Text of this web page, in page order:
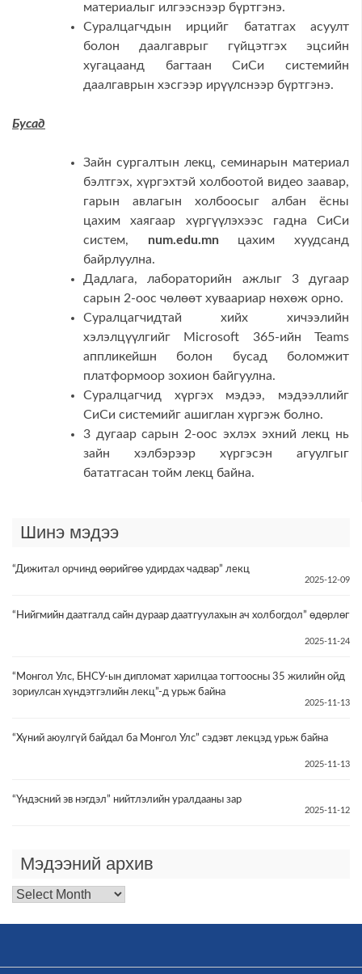
материалыг илгээснээр бүртгэнэ.
Суралцагчдын ирцийг бататгах асуулт
болон даалгаврыг гүйцэтгэх эцсийн
хугацаанд багтаан СиСи системийн
даалгаврын хэсгээр ирүүлснээр бүртгэнэ.
Бусад
Зайн сургалтын лекц, семинарын материал
бэлтгэх, хүргэхтэй холбоотой видео заавар,
гарын авлагын холбоосыг албан ёсны
цахим хаягаар хүргүүлэхээс гадна СиСи
систем, num.edu.mnцахим хуудсанд
байрлуулна.
Дадлага, лабораторийн ажлыг 3 дугаар
сарын 2-оос чөлөөт хуваариар нөхөж орно.
Суралцагчидтай хийх хичээлийн
хэлэлцүүлгийг Microsoft 365-ийн Teams
аппликейшн болон бусад боломжит
платформоор зохион байгуулна.
Суралцагчид хүргэх мэдээ, мэдээллийг
СиСи системийг ашиглан хүргэж болно.
3 дугаар сарын 2-оос эхлэх эхний лекц нь
зайн хэлбэрээр хүргэсэн агуулгыг
бататгасан тойм лекц байна.
Шинэ мэдээ
“Дижитал орчинд өөрийгөө удирдах чадвар” лекц
2025-12-09
“Нийгмийн даатгалд сайн дураар даатгуулахын ач холбогдол” өдөрлөг
2025-11-24
“Монгол Улс, БНСУ-ын дипломат харилцаа тогтоосны 35 жилийн ойд
зориулсан хүндэтгэлийн лекц”-д урьж байна
2025-11-13
“Хүний аюулгүй байдал ба Монгол Улс” сэдэвт лекцэд урьж байна
2025-11-13
“Үндэсний эв нэгдэл” нийтлэлийн уралдааны зар
2025-11-12
Мэдээний архив
Мэдээний